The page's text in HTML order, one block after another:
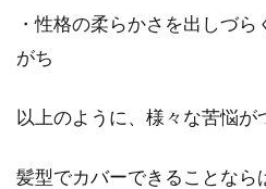
フケを取る
てくる大きな
・性格の柔らかさを出しづ
がち
以上のように、様々な苦悩が
髪型でカバーできることなら